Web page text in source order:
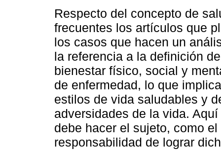
Respecto del concepto de
frecuentes los artículos que
los casos que hacen un
la referencia a la definición
bienestar físico, social y
de enfermedad, lo que
estilos de vida saludables y
adversidades de la vida.
debe hacer el sujeto, como
responsabilidad de lograr